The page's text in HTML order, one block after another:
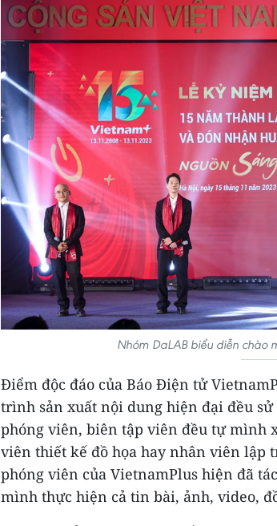
Nhóm DaLAB biểu diễn chào
Điểm độc đáo của Báo Điện tử
trình sản xuất nội dung hiện đại đều
phóng viên, biên tập viên đều tự mình
viên thiết kế đồ họa hay nhân viên lập
phóng viên của VietnamPlus hiện đã
mình thực hiện cả tin bài, ảnh, video,